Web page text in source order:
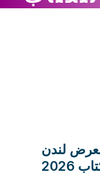
معرض لندن
2026